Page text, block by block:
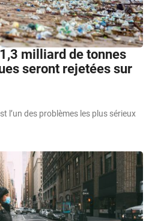
milliard de tonnes
seront rejetées sur
l’un des problèmes les plus sérieux